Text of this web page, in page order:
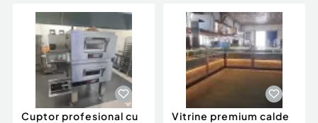
Servicii
Animale de companie
Afaceri și echipamente profesionale
Inchiriere Bunuri si Vehicule
Utilaje agricole si industriale
Piese auto si accesorii
Dacia Duster
Cuptor profesional cu
Vitrine premium calde